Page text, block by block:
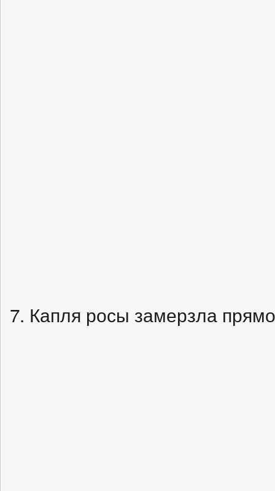
7. Капля росы замерзла